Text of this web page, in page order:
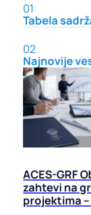
01
Tabela
02
Najnovije
ACES-GRF
zahtevi na
projektima